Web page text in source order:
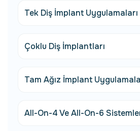
Tek Diş İmplant Uygulamaları
Çoklu Diş İmplantları
Tam Ağız İmplant
All-On-4 Ve All-On-6